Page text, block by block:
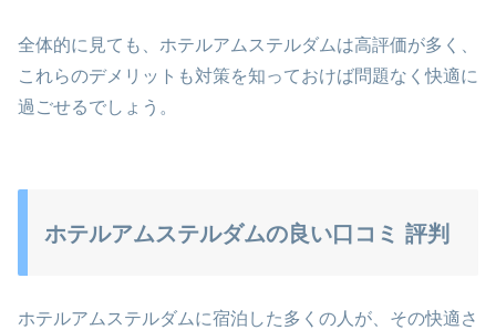
全体的に見ても、ホテルアムステルダムは高評価が多く、
これらのデメリットも対策を知っておけば問題なく快適に
過ごせるでしょう。
ホテルアムステルダムの良い口コミ 評判
ホテルアムステルダムに宿泊した多くの人が、その快適さ